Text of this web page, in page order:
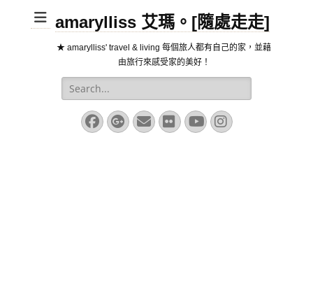
amarylliss 艾瑪。[隨處走走]
★ amarylliss' travel & living 每個旅人都有自己的家，並藉
由旅行來感受家的美好！
Search
for:
Facebook
Googleplus
EmailFlickrYouTube
Instagram